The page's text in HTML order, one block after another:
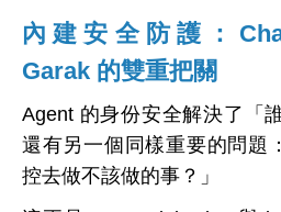
內建安全防護：
Garak 的雙重把關
Agent 的身份安全解決了「
還有另一個同樣重要的問題
控去做不該做的事？」